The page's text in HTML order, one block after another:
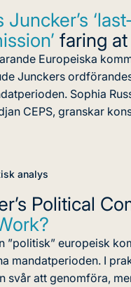
Juncker’s
faring
Europeiska
Junckers
Sophia
CEPS, granskar
analys
Political
”politisk” europeisk
mandatperioden. I
svår att genomföra,